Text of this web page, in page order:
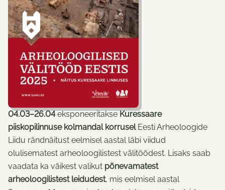
04.03–26.04eksponeeritakseKuressaare
piiskopilinnuse kolmandal korruselEesti Arheoloogide
Liidu rändnäitust eelmisel aastal läbi viidud
olulisematest arheoloogilistest välitöödest. Lisaks saab
vaadata ka väikest valikut põnevamatest
arheoloogilistest leidudest, mis eelmisel aastal